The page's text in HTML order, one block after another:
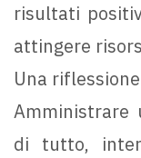
risultati
attingere
Una
Amministrare
di tutto,